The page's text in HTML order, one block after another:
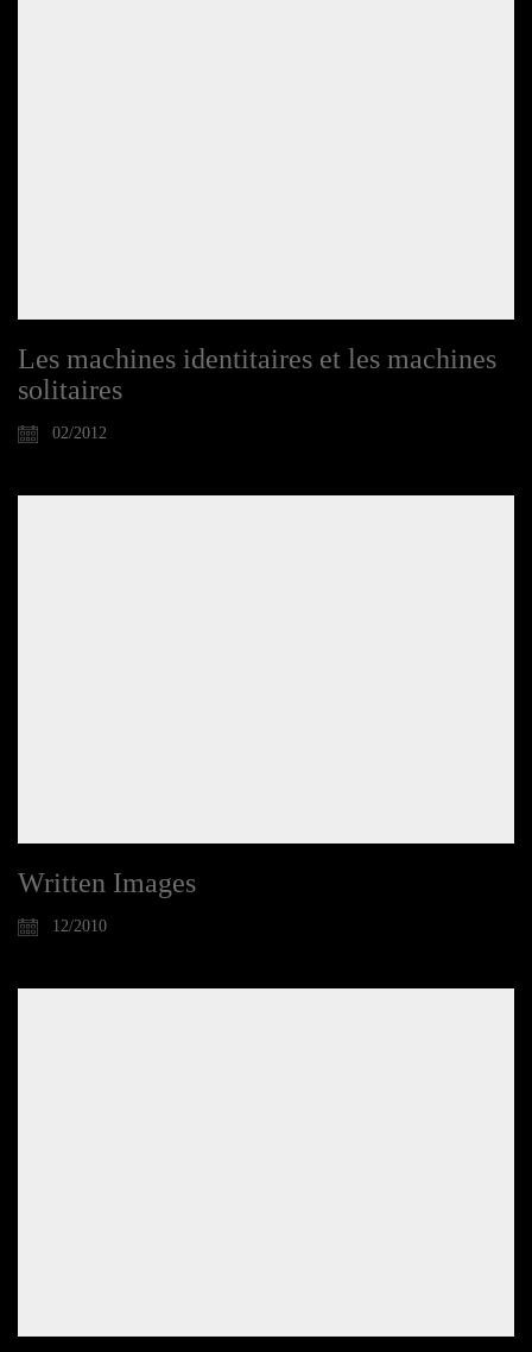
Les machines identitaires et les machines
solitaires
02/2012
Written Images
12/2010